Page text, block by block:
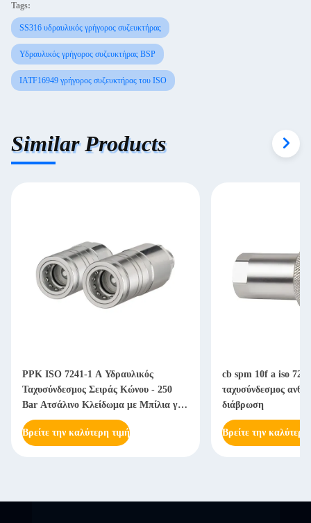
Tags:
SS316 υδραυλικός γρήγορος συζευκτήρας
Υδραυλικός γρήγορος συζευκτήρας BSP
IATF16949 γρήγορος συζευκτήρας του ISO
Similar Products
PPK ISO 7241-1 A Υδραυλικός
Ταχυσύνδεσμος Σειράς Κώνου - 250
Bar Ατσάλινο Κλείδωμα με Μπίλια για
Βαριά Μηχανήματα
Βρείτε την καλύτερη τιμή
cb spm 10f a iso
ταχυσύνδεσμος
διάβρωση
Βρείτε την καλύτερη